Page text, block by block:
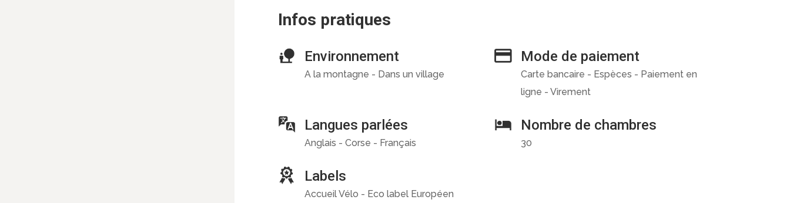
Infos pratiques
Environnement
A la montagne - Dans un village
Mode de paiement
Carte bancaire - Espèces - Paiement en
ligne - Virement
Langues parlées
Anglais - Corse - Français
Nombre de chambres
30
Labels
Accueil Vélo - Eco label Européen